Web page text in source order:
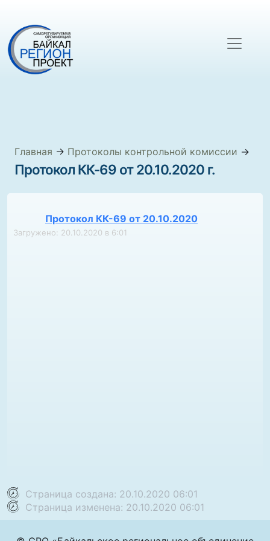
Главная → Протоколы контрольной комиссии →
Протокол КК-69 от 20.10.2020 г.
Протокол КК-69 от 20.10.2020
Загружено: 20.10.2020 в 6:01
Страница создана: 20.10.2020 06:01
Страница изменена: 20.10.2020 06:01